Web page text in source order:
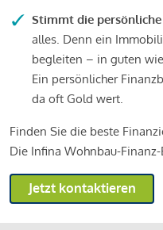
Stimmt die persönliche
alles. Denn ein
begleiten – in guten
Ein persönlicher
da oft Gold wert.
Finden Sie die beste
Die Infina Wohnbau-
Jetzt kontaktieren